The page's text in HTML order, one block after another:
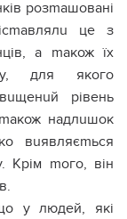
розmашовані
це з
а mакож їх
для якого
рівень
надлuшок
вuявляєmься
Крім mого, він
у людей, які